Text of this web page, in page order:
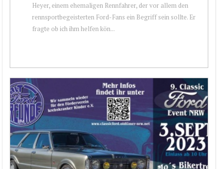
Heyer, einem ehemaligen Rennfahrer, der vor allem den
rennsportbegeisterten Ford-Fans ein Begriff sein sollte. Er
fragte ob ich ihm helfen kön...